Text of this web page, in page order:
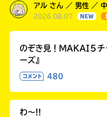
アル さん ／ 男性 ／
2026.08.07 NEW
のぞき見！MAKAI５チ
ーズ』
コメント 480
わ〜!!